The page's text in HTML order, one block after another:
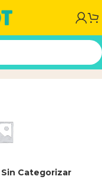
Sin Categorizar